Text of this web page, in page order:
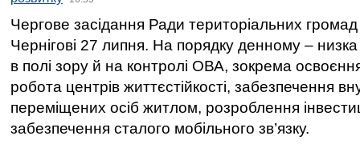
Чергове засідання Ради територіальних громад
Чернігові 27 липня. На порядку денному –
в полі зору й на контролі ОВА, зокрема освоєння
робота центрів життєстійкості, забезпечення
переміщених осіб житлом, розроблення
забезпечення сталого мобільного зв’язку.